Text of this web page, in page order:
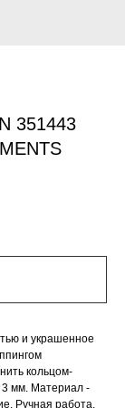
351443
и украшенное
кольцом-
3 мм. Материал -
Ручная работа.